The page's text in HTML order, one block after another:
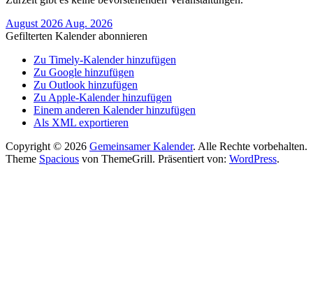
August 2026 Aug. 2026
Gefilterten Kalender abonnieren
Zu Timely-Kalender hinzufügen
Zu Google hinzufügen
Zu Outlook hinzufügen
Zu Apple-Kalender hinzufügen
Einem anderen Kalender hinzufügen
Als XML exportieren
Copyright © 2026 Gemeinsamer Kalender. Alle Rechte vorbehalten.
Theme Spacious von ThemeGrill. Präsentiert von: WordPress.